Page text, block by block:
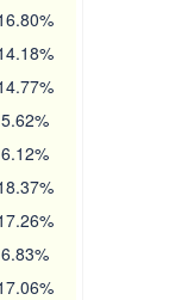
5.62%
6.12%
6.83%